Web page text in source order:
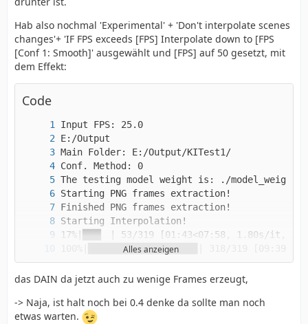
Hab also nochmal 'Experimental' + 'Don't interpolate scenes
changes'+ 'IF FPS exceeds [FPS] Interpolate down to [FPS
[Conf 1: Smooth]' ausgewählt und [FPS] auf 50 gesetzt, mit
dem Effekt:
Code
Alles anzeigen
das DAIN da jetzt auch zu wenige Frames erzeugt,
-> Naja, ist halt noch bei 0.4 denke da sollte man noch
etwas warten.